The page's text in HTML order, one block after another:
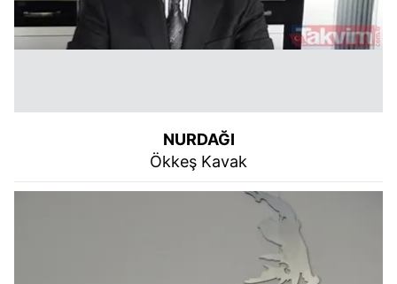
Çerezlere ilişkin tercihlerinizi aşağıda yer alan panel
6698 sayılı Kişisel Verilerin Korunması Kanunu uyarınca
hazırlanmış Aydınlatma Metnimizi okumak ve sitemizde
ilgili mevzuata uygun olarak kullanılan çerezlerle ilgili bilgi
NURDAĞI
Ökkeş Kavak